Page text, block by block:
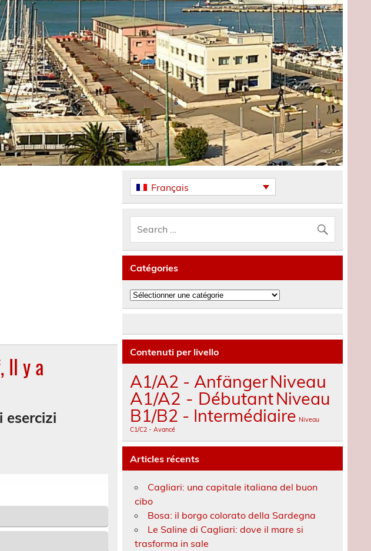
Il y a
esercizi
Français
Catégories
Catégories
Contenuti per livello
A1/A2 - AnfängerNiveau
A1/A2 - DébutantNiveau
B1/B2 - Intermédiaire Niveau
C1/C2 - Avancé
Articles récents
Cagliari: una capitale italiana del buon
cibo
Bosa: il borgo colorato della Sardegna
Le Saline di Cagliari: dove il mare si
trasforma in sale